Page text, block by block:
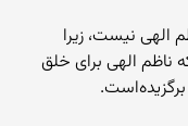
الهی نیست، زیرا
ناظم الهی برای خلق